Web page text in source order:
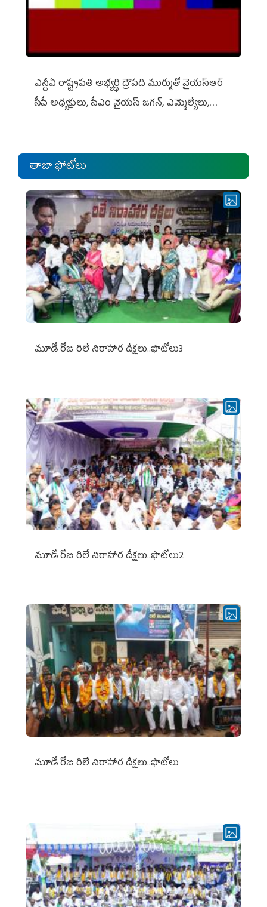
ఎన్డీఏ రాష్ట్ర‌ప‌తి అభ్య‌ర్థి ద్రౌప‌ది ముర్ముతో వైయ‌స్ఆర్
సీపీ అధ్య‌క్షులు, సీఎం వైయ‌స్ జ‌గ‌న్, ఎమ్మెల్యేలు,
తాజా ఫోటోలు
మూడో రోజు రిలే నిరాహార దీక్షలు..ఫొటోలు3
మూడో రోజు రిలే నిరాహార దీక్షలు..ఫొటోలు2
మూడో రోజు రిలే నిరాహార దీక్షలు..ఫొటోలు